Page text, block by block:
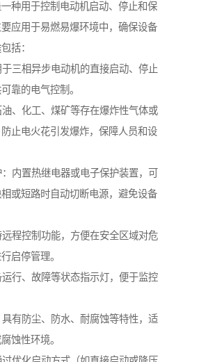
种用于控制电动机启动、停止和保
应用于易燃易爆环境中，确保设备
括：
三相异步电动机的直接启动、停止
靠的电气控制。
、化工、煤矿等存在爆炸性气体或
止电火花引发爆炸，保障人员和设
内置热继电器或电子保护装置，可
或短路时自动切断电源，避免设备
程控制功能，方便在安全区域对危
启停管理。
行、故障等状态指示灯，便于监控
有防尘、防水、耐腐蚀等特性，适
蚀性环境。